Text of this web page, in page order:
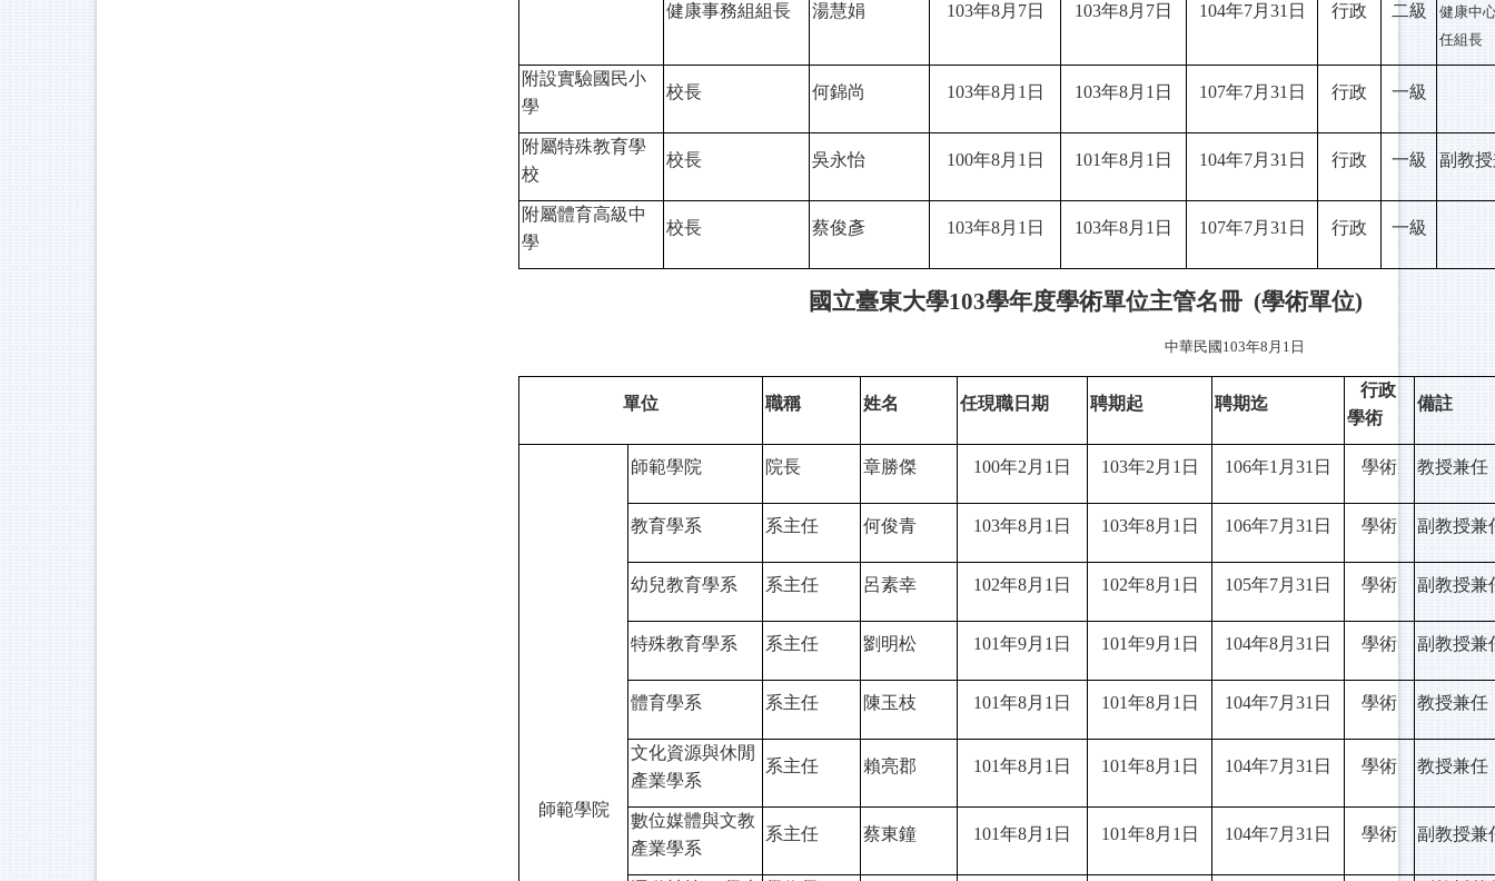
健康事務組組長 湯慧娟 103年8月7日 103年8月7日 104年7月31日 行政 二級
健康中
任組長
附設實驗國民小
學
校長 何錦尚 103年8月1日 103年8月1日 107年7月31日 行政 一級
附屬特殊教育學
校
校長 吳永怡 100年8月1日 101年8月1日 104年7月31日 行政 一級 副教
附屬體育高級中
學
校長 蔡俊彥 103年8月1日 103年8月1日 107年7月31日 行政 一級
國立臺東大學103學年度學術單位主管名冊 (學術單位)
中華民國103年8月1日
單位 職稱 姓名 任現職日期 聘期起 聘期迄
行政
學術
備註
師範學院
師範學院 院長 章勝傑 100年2月1日 103年2月1日 106年1月31日 學術 教授兼任
教育學系 系主任 何俊青 103年8月1日 103年8月1日 106年7月31日 學術 副教授兼
幼兒教育學系 系主任 呂素幸 102年8月1日 102年8月1日 105年7月31日 學術 副教授兼
特殊教育學系 系主任 劉明松 101年9月1日 101年9月1日 104年8月31日 學術 副教授兼
體育學系 系主任 陳玉枝 101年8月1日 101年8月1日 104年7月31日 學術 教授兼任
文化資源與休閒
產業學系
系主任 賴亮郡 101年8月1日 101年8月1日 104年7月31日 學術 教授兼任
數位媒體與文教
產業學系
系主任 蔡東鐘 101年8月1日 101年8月1日 104年7月31日 學術 副教授兼